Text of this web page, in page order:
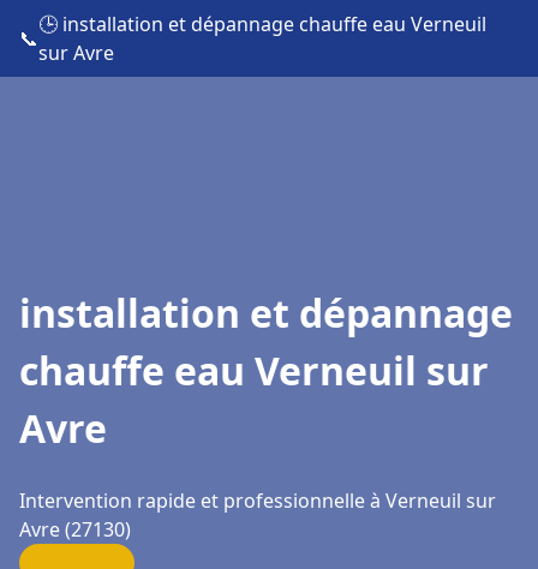
📞
🕒 installation et dépannage chauffe eau Verneuil
sur Avre
installation et dépannage
chauffe eau Verneuil sur
Avre
Intervention rapide et professionnelle à Verneuil sur
Avre (27130)